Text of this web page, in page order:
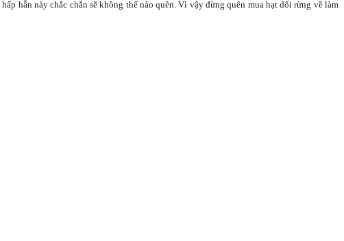
hẫn này chắc chắn sẽ không thể nào quên. Vì vậy đừng quên mua hạt dổi rừng về làm